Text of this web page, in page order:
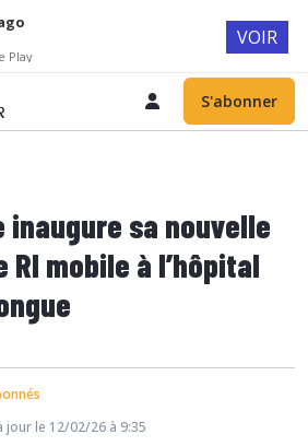
S'abonner
inaugure sa nouvelle
mobile à l’hôpital
jour le 12/02/26 à 9:35
Play
VOIR